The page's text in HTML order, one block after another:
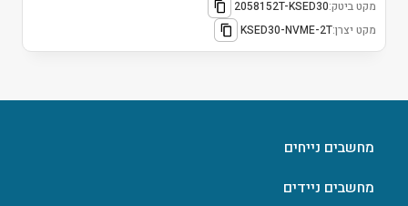
מקט ביטק:2058152T-KSED30
מקט יצרן:KSED30-NVME-2T
מחשבים נייחים
מחשבים ניידים